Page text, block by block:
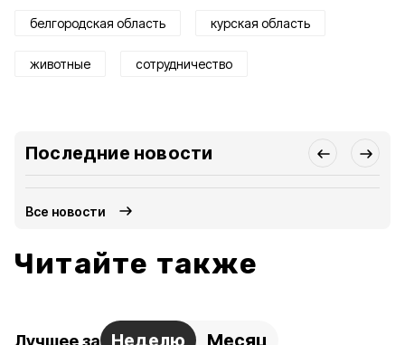
белгородская область курская область
животные сотрудничество
Последние новости
Все новости
Читайте также
Лучшее за Неделю Месяц